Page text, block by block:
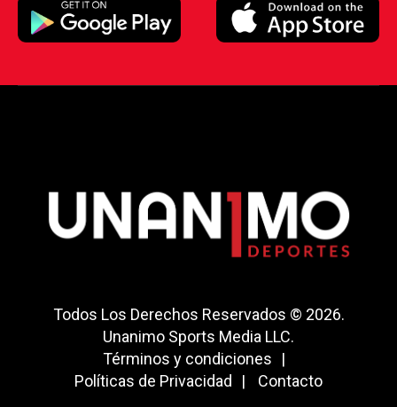
Todos Los Derechos Reservados © 2026.
Unanimo Sports Media LLC.
Términos y condiciones
Políticas de Privacidad
Contacto